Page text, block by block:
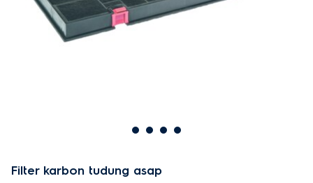
Filter karbon tudung asap